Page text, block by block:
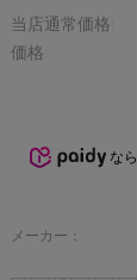
当店通常価格:
価格:
なら
メーカー：